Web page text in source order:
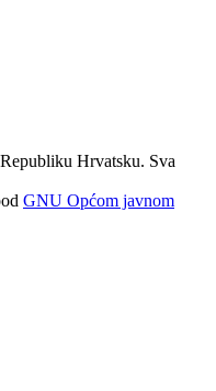
Hrvatsku. Sva
GNU Općom javnom